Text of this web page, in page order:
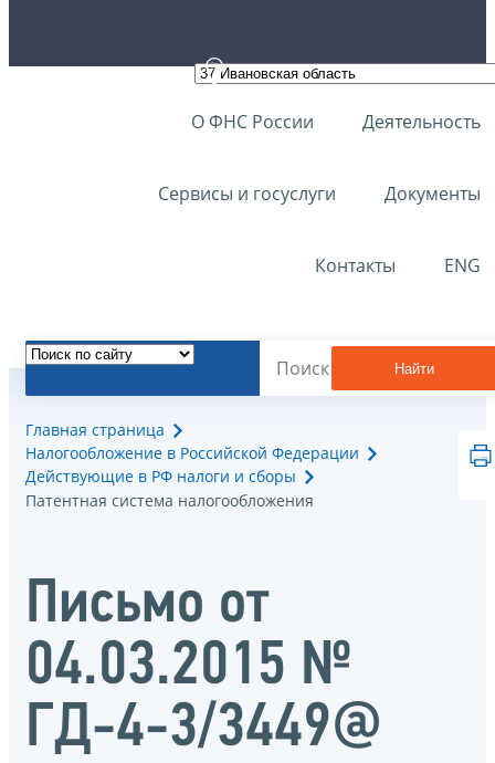
О ФНС России Деятельность
Сервисы и госуслуги Документы
Контакты ENG
Найти
Главная страница
Налогообложение в Российской Федерации
Действующие в РФ налоги и сборы
Патентная система налогообложения
Письмо от
04.03.2015 №
ГД-4-3/3449@